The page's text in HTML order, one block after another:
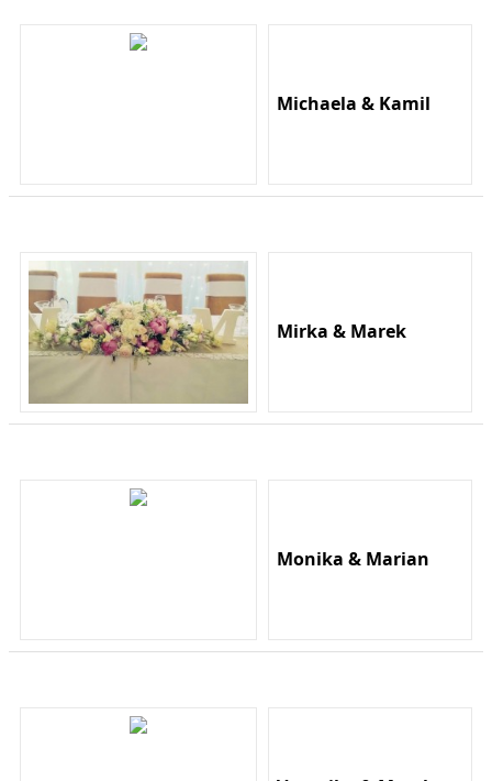
Michaela & Kamil
Mirka & Marek
Monika & Marian